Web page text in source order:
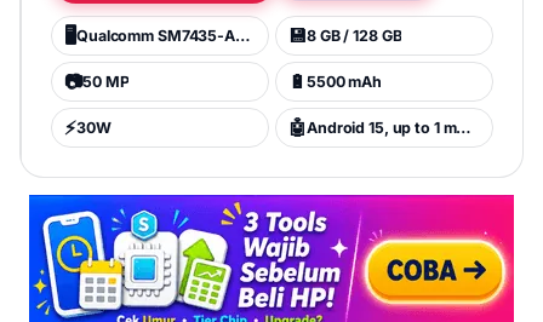
🖥️ Qualcomm SM7435-AB Snapdragon 7s Gen 2 (4 nm) 💾8 GB / 128 GB
📷50 MP 🔋 5500 mAh
⚡30W 🤖 Android 15, up to 1 major Android upgrade